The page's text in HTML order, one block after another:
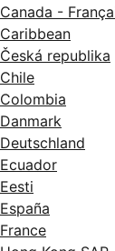
Canada -
Caribbean
Česká republika
Chile
Colombia
Danmark
Deutschland
Ecuador
Eesti
España
France